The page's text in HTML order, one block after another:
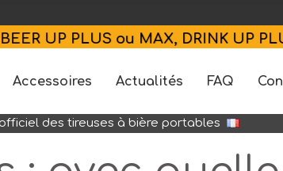
ou MAX, DRINK UP PLUS ou MAX
Accessoires Actualités FAQ
des tireuses à bière portables